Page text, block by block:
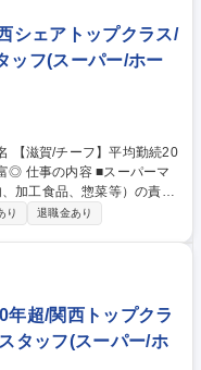
の売場マネジメント ・数
バーのシフト管理、労務管理
【大阪/部
シェア/キャリアアップ◎
シェアトップクラス/
ッフ(スーパー/ホー
ーマ
加工食品、惣菜等）の責任
を考慮の上、様々な部署に
算達成のために、・販売
場マネジメント ・数値
ーのシフト管理、労務管理
【滋賀/チ
/キャリアパス豊富◎
り 退職金あり
年超/関西トップクラ
タッフ(スーパー/ホ